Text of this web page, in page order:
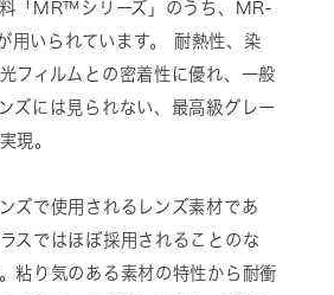
「MR™シリーズ」のうち、MR-
いられています。 耐熱性、染
フィルムとの密着性に優れ、一般
ズには見られない、最高級グレー
現。
ズで使用されるレンズ素材であ
スではほぼ採用されることのな
粘り気のある素材の特性から耐衝